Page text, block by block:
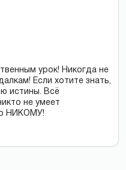
урок! Никогда не
Если хотите знать,
истины. Всё
не умеет
НИКОМУ!